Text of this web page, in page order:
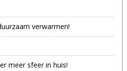
verwarmen!
meer sfeer in huis!